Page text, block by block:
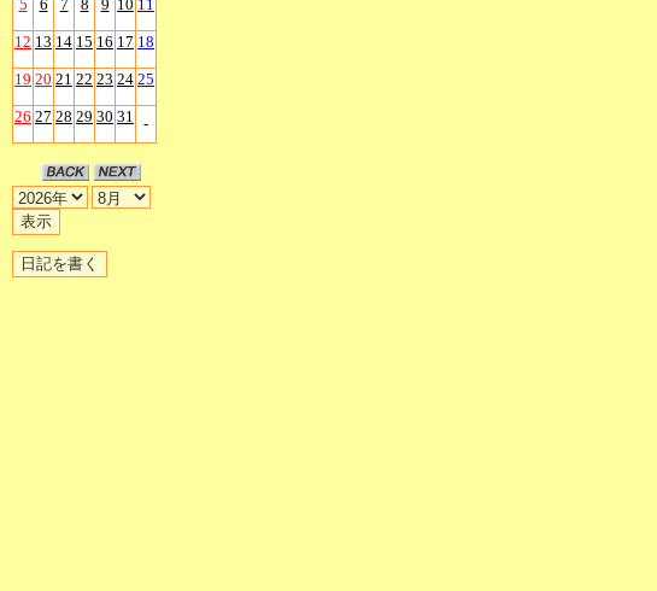
5 6 7 8 9 10 11
12 13 14 15 16 17 18
19 20 21 22 23 24 25
26 27 28 29 30 31 -